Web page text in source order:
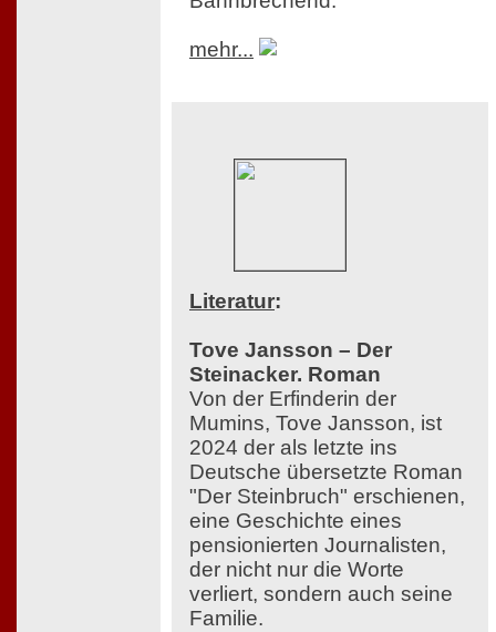
mehr...
Literatur:
Tove Jansson – Der
Steinacker. Roman
Von der Erfinderin der
Mumins, Tove Jansson, ist
2024 der als letzte ins
Deutsche übersetzte Roman
"Der Steinbruch" erschienen,
eine Geschichte eines
pensionierten Journalisten,
der nicht nur die Worte
verliert, sondern auch seine
Familie.